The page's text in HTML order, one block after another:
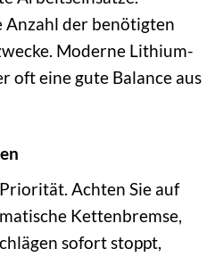
Anzahl der benötigten
Moderne Lithium-
oft eine gute Balance aus
Achten Sie auf
Kettenbremse,
sofort stoppt,